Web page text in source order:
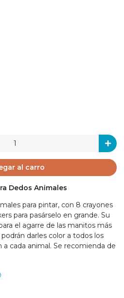
al carro
Dedos Animales
para pintar, con 8 crayones
para pasárselo en grande. Su
el agarre de las manitos más
darles color a todos los
cada animal. Se recomienda de